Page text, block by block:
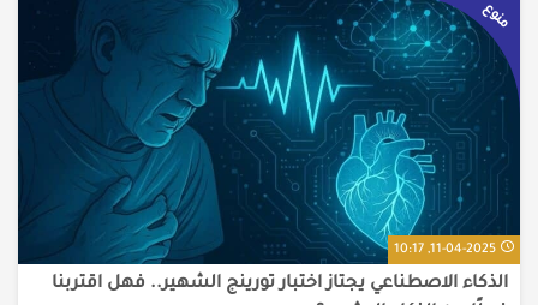
منوع
11-04-2025, 10:17
الذكاء الاصطناعي يجتاز اختبار تورينج الشهير.. فهل اقتربنا